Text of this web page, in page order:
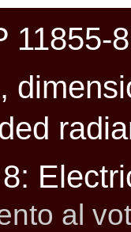
11855-
al